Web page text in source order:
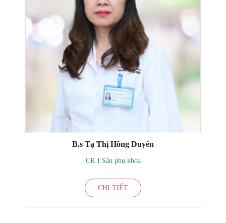
B.s Tạ Thị Hồng Duyên
CK I Sản phụ khoa
CHI TIẾT